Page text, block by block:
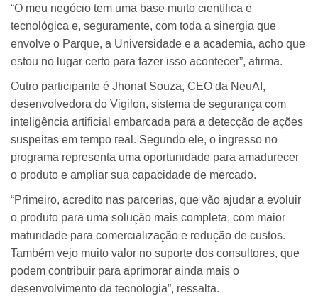
“O meu negócio tem uma base muito científica e
tecnológica e, seguramente, com toda a sinergia que
envolve o Parque, a Universidade e a academia, acho que
estou no lugar certo para fazer isso acontecer”, afirma.
Outro participante é Jhonat Souza, CEO da NeuAI,
desenvolvedora do Vigilon, sistema de segurança com
inteligência artificial embarcada para a detecção de ações
suspeitas em tempo real. Segundo ele, o ingresso no
programa representa uma oportunidade para amadurecer
o produto e ampliar sua capacidade de mercado.
“Primeiro, acredito nas parcerias, que vão ajudar a evoluir
o produto para uma solução mais completa, com maior
maturidade para comercialização e redução de custos.
Também vejo muito valor no suporte dos consultores, que
podem contribuir para aprimorar ainda mais o
desenvolvimento da tecnologia”, ressalta.